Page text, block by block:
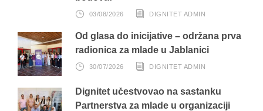
03/08/2026 DIGNITET ADMIN
Od glasa do inicijative – održana prva
radionica za mlade u Jablanici
30/07/2026 DIGNITET ADMIN
Dignitet učestvovao na sastanku
Partnerstva za mlade u organizaciji